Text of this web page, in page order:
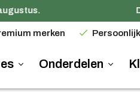
De
merken
Onderdelen